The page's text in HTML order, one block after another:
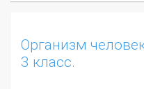
Организм
3 класс.